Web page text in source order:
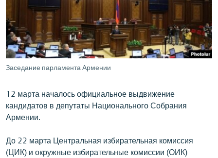
ՄԻՋԱԶԳԱՅԻՆ
ՄՇԱԿՈՒՅԹ
ՍՊՈՐՏ
ՄԵԿՆԱԲԱՆՈՒԹՅՈՒՆ
ԿՈՐՈՆԱՎԻՐՈՒՍ
ԱՐԽԻՎ
ԲԱՆԱՎԵՃ
Заседание парламента Армении
12 марта началось официальное выдвижение
кандидатов в депутаты Национального Собрания
Армении.
До 22 марта Центральная избирательная комиссия
(ЦИК) и окружные избирательные комиссии (ОИК)